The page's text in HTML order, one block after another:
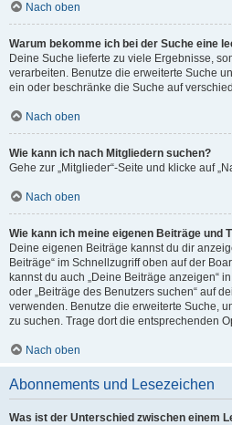
Nach oben
Warum bekomme ich bei der Suche eine
Deine Suche lieferte zu viele Ergebnisse,
verarbeiten. Benutze die erweiterte Suche
ein oder beschränke die Suche auf
Nach oben
Wie kann ich nach Mitgliedern suchen?
Gehe zur „Mitglieder“-Seite und klicke auf
Nach oben
Wie kann ich meine eigenen Beiträge und
Deine eigenen Beiträge kannst du dir
Beiträge“ im Schnellzugriff oben auf der
kannst du auch „Deine Beiträge anzeigen“
oder „Beiträge des Benutzers suchen“ auf
verwenden. Benutze die erweiterte Suche,
zu suchen. Trage dort die entsprechenden
Nach oben
Abonnements und Lesezeichen
Was ist der Unterschied zwischen einem